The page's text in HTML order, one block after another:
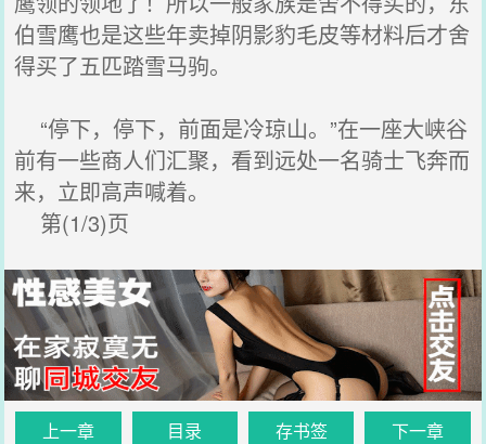
伯雪鹰也是这些年卖掉阴影豹毛皮等材料后才舍
得买了五匹踏雪马驹。
“停下，停下，前面是冷琼山。”在一座大峡谷
前有一些商人们汇聚，看到远处一名骑士飞奔而
来，立即高声喊着。
第(1/3)页
上一章 目录 存书签 下一章